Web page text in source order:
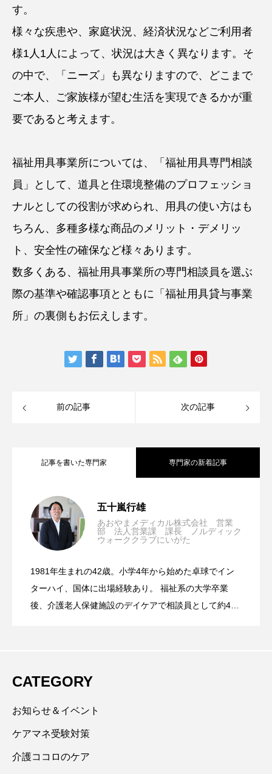
す。
様々な疾患や、家庭状況、経済状況などご利用者
様1人1人によって、状況は大きく異なります。そ
の中で、「ニーズ」も異なりますので、どこまで
ご本人、ご家族様が望む生活を実現できるかが重
要であると考えます。
福祉用具事業所については、「福祉用具専門相談
員」として、道具と住環境整備のプロフェッショ
ナルとしての役割が求められ、用具の使い方はも
ちろん、多種多様な商品のメリット・デメリッ
ト、安全性の確保など様々あります。
数多くある、福祉用具事業所の専門相談員を選ぶ
際の基準や確認事項とともに「福祉用具貸与事業
所」の裏側もお伝えします。
前の記事 次の記事
記事を書いた専門家 専門家の新着記事
五十嵐行雄
あおやまメディカル株式会社 営業
部 法人営業課 課長 ノルディック
ウォーククラブにいがた
1981年生まれの42歳。小学4年から始めた卓球でイン
ターハイ、国体に出場経験あり。 福祉系の大学卒業
後、介護老人保健施設のデイケアで相談員として約4年
題を解決すべく、地域密着の道具と住環境のプロフェ
2024.08.16 Komachiケアカレッジ 学びのセミナー7
月Komachiケアカレッジ 学びのセミナ
ー7月「福祉用具専門相談員とは・選定の
現するために～
CATEGORY
お知らせ＆イベント
ケアマネ受験対策
介護ココロのケア